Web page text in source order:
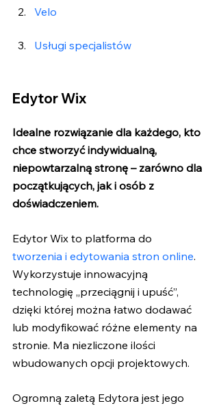
Velo
Usługi specjalistów
Edytor Wix
Idealne rozwiązanie dla każdego, kto
chce stworzyć indywidualną,
niepowtarzalną stronę – zarówno dla
początkujących, jak i osób z
doświadczeniem.
Edytor Wix to platforma do
tworzenia i edytowania stron online.
Wykorzystuje innowacyjną
technologię „przeciągnij i upuść”,
dzięki której można łatwo dodawać
lub modyfikować różne elementy na
stronie. Ma niezliczone ilości
wbudowanych opcji projektowych.
Ogromną zaletą Edytora jest jego